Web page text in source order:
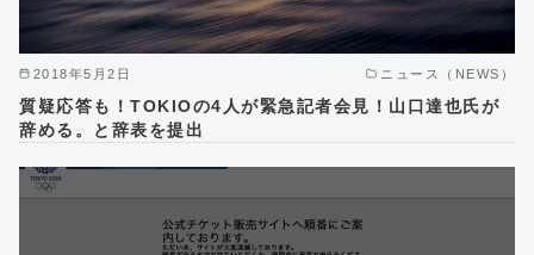
2018年5月2日 ニュース（NEWS）
質疑応答も！TOKIOの4人が緊急記者会見！山口達也氏が
辞める。と辞表を提出